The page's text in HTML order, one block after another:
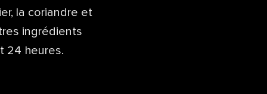
la coriandre et
ingrédients
24 heures.